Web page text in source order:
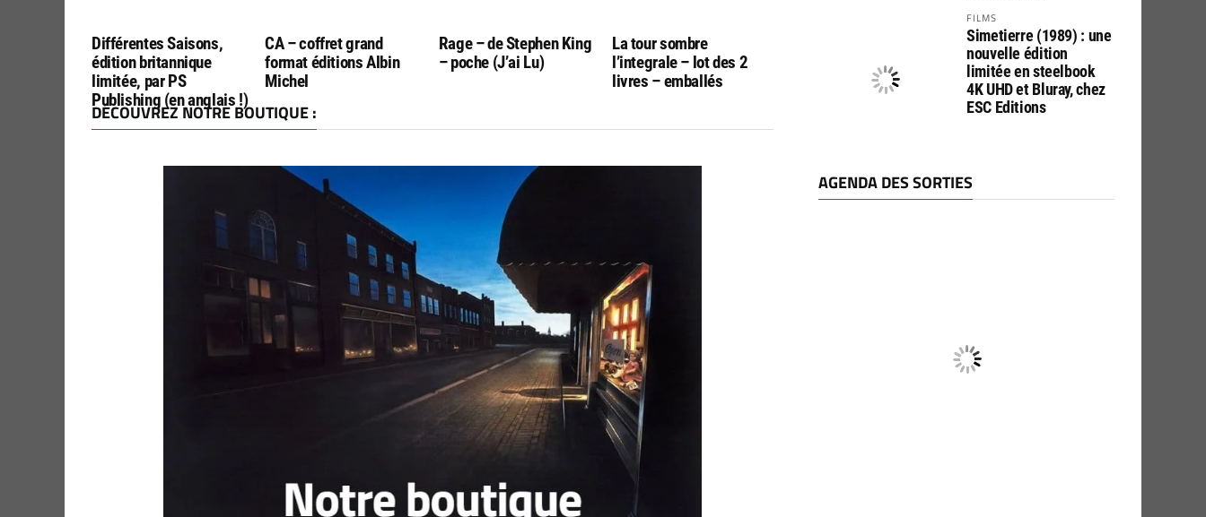
Différentes Saisons,
édition britannique
limitée, par PS
Publishing (en anglais !)
CA – coffret grand
format éditions Albin
Michel
Rage – de Stephen King
– poche (J’ai Lu)
La tour sombre
l’integrale – lot des 2
livres – emballés
DÉCOUVREZ NOTRE BOUTIQUE :
FILMS
Simetierre (1989) : une
nouvelle édition
limitée en steelbook
4K UHD et Bluray, chez
ESC Editions
AGENDA DES SORTIES